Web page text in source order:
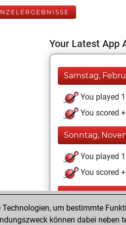
Your Latest App
Samstag,
You played
You scored
Sonntag,
You played
You scored
Sonntag,
You played
um bestimmte
können dabei